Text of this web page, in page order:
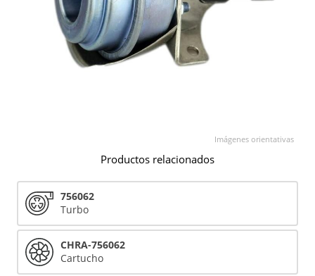
Imágenes orientativas
Productos relacionados
756062
Turbo
CHRA-756062
Cartucho